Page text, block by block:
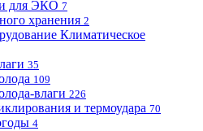
для ЭКО 7
хранения 2
Климатическое
35
109
влаги 226
и термоудара 70
4